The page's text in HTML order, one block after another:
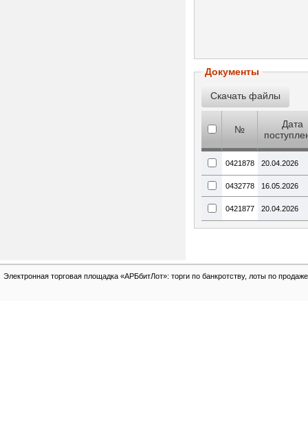
Документы
№
Дата
0421878 20.04.2026
0432778 16.05.2026
0421877 20.04.2026
Электронная торговая площадка «АРБбитЛот»: торги по банкротству, лоты по